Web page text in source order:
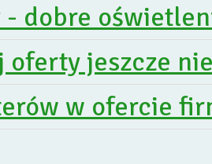
dobre
oferty jeszcze
w ofercie